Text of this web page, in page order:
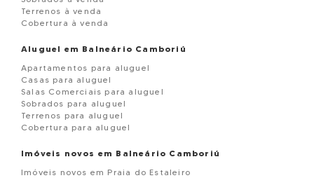
Terrenos à venda
Cobertura à venda
Aluguel em Balneário Camboriú
Apartamentos para aluguel
Casas para aluguel
Salas Comerciais para aluguel
Sobrados para aluguel
Terrenos para aluguel
Cobertura para aluguel
Imóveis novos em Balneário Camboriú
Imóveis novos em Praia do Estaleiro